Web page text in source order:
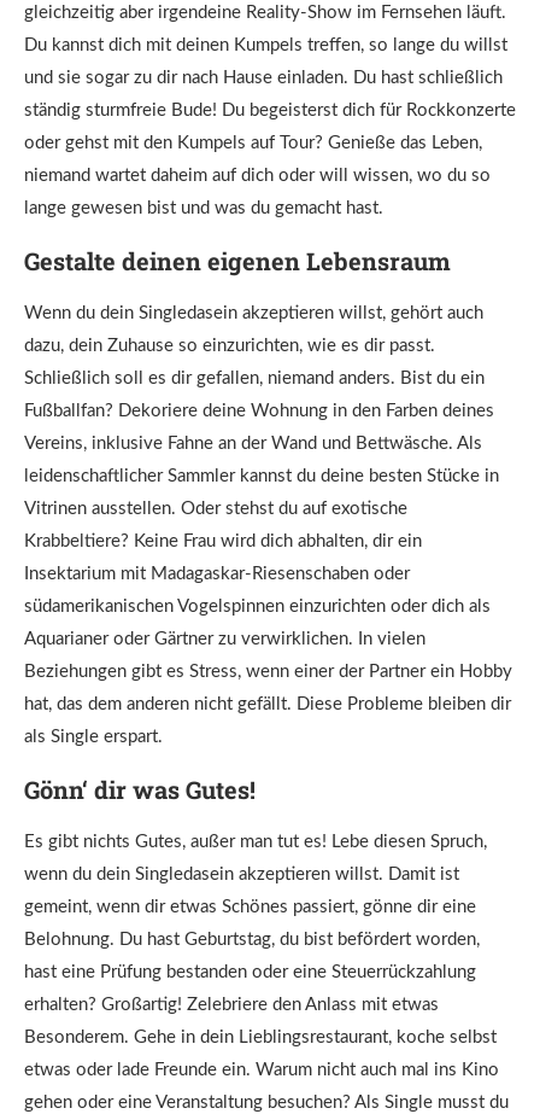
gleichzeitig aber irgendeine Reality-Show im Fernsehen läuft.
Du kannst dich mit deinen Kumpels treffen, so lange du willst
und sie sogar zu dir nach Hause einladen. Du hast schließlich
ständig sturmfreie Bude! Du begeisterst dich für Rockkonzerte
oder gehst mit den Kumpels auf Tour? Genieße das Leben,
niemand wartet daheim auf dich oder will wissen, wo du so
lange gewesen bist und was du gemacht hast.
Gestalte deinen eigenen Lebensraum
Wenn du dein Singledasein akzeptieren willst, gehört auch
dazu, dein Zuhause so einzurichten, wie es dir passt.
Schließlich soll es dir gefallen, niemand anders. Bist du ein
Fußballfan? Dekoriere deine Wohnung in den Farben deines
Vereins, inklusive Fahne an der Wand und Bettwäsche. Als
leidenschaftlicher Sammler kannst du deine besten Stücke in
Vitrinen ausstellen. Oder stehst du auf exotische
Krabbeltiere? Keine Frau wird dich abhalten, dir ein
Insektarium mit Madagaskar-Riesenschaben oder
südamerikanischen Vogelspinnen einzurichten oder dich als
Aquarianer oder Gärtner zu verwirklichen. In vielen
Beziehungen gibt es Stress, wenn einer der Partner ein Hobby
hat, das dem anderen nicht gefällt. Diese Probleme bleiben dir
als Single erspart.
Gönn‘ dir was Gutes!
Es gibt nichts Gutes, außer man tut es! Lebe diesen Spruch,
wenn du dein Singledasein akzeptieren willst. Damit ist
gemeint, wenn dir etwas Schönes passiert, gönne dir eine
Belohnung. Du hast Geburtstag, du bist befördert worden,
hast eine Prüfung bestanden oder eine Steuerrückzahlung
erhalten? Großartig! Zelebriere den Anlass mit etwas
Besonderem. Gehe in dein Lieblingsrestaurant, koche selbst
etwas oder lade Freunde ein. Warum nicht auch mal ins Kino
gehen oder eine Veranstaltung besuchen? Als Single musst du